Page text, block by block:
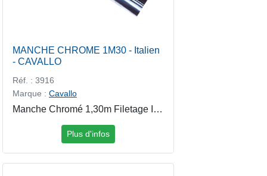
MANCHE CHROME 1M30 - Italien
- CAVALLO
Réf. : 3916
Marque : Cavallo
Manche Chromé 1,30m Filetage Italien CAVALLO Le manche chromé 1,30m est conçu pour équiper efficacement les balais, brosses, raclettes et accessoires de nettoyage à vis italienne. Sa finition chromée lui confère une excellente résistance à l'humidité et à l'usure, tout en offrant un aspect professionnel soigné.
Plus d'infos